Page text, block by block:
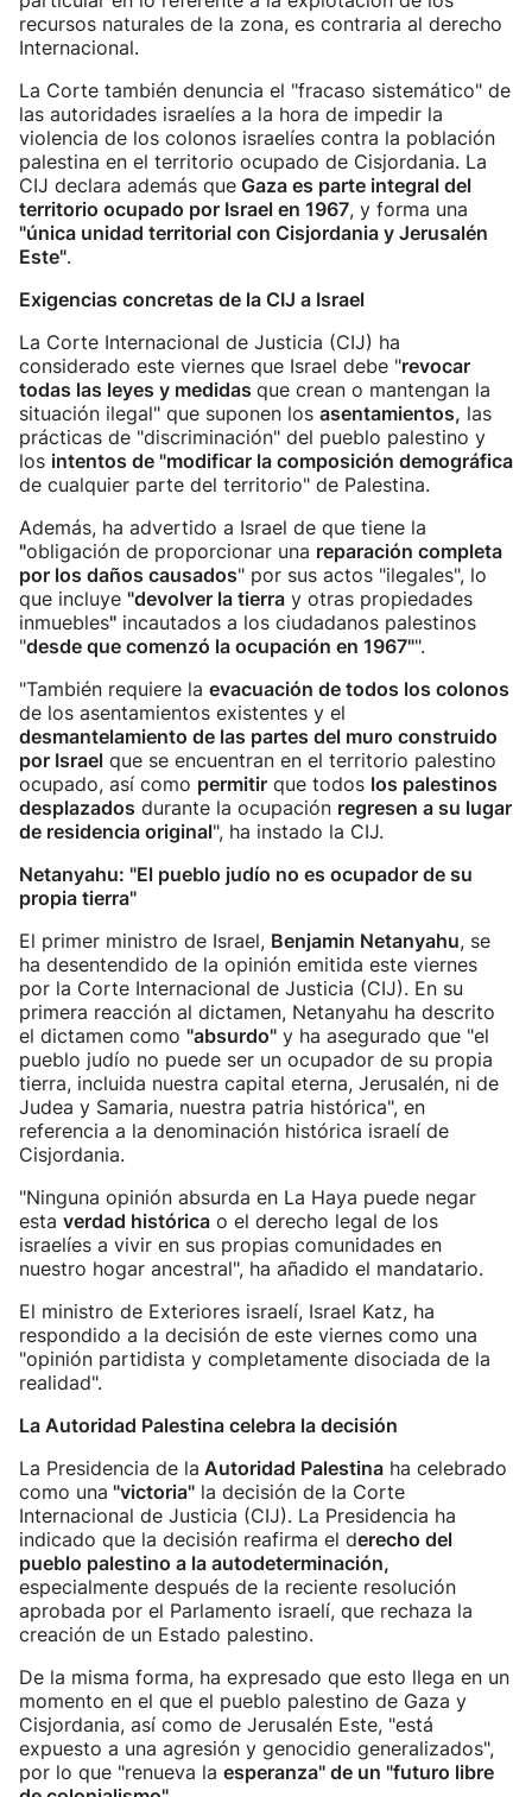
recursos naturales de la zona, es contraria al derecho
Internacional.
La Corte también denuncia el "fracaso sistemático" de
las autoridades israelíes a la hora de impedir la
violencia de los colonos israelíes contra la población
palestina en el territorio ocupado de Cisjordania. La
CIJ declara además que Gaza es parte integral del
territorio ocupado por Israel en 1967, y forma una
"única unidad territorial con Cisjordania y Jerusalén
Este".
Exigencias concretas de la CIJ a Israel
La Corte Internacional de Justicia (CIJ) ha
considerado este viernes que Israel debe "revocar
todas las leyes y medidas que crean o mantengan la
situación ilegal" que suponen los asentamientos, las
prácticas de "discriminación" del pueblo palestino y
los intentos de "modificar la composición demográfica
de cualquier parte del territorio" de Palestina.
Además, ha advertido a Israel de que tiene la
"obligación de proporcionar una reparación completa
por los daños causados" por sus actos "ilegales", lo
que incluye "devolver la tierra y otras propiedades
inmuebles" incautados a los ciudadanos palestinos
"desde que comenzó la ocupación en 1967"".
"También requiere la evacuación de todos los colonos
de los asentamientos existentes y el
desmantelamiento de las partes del muro construido
por Israel que se encuentran en el territorio palestino
ocupado, así como permitir que todos los palestinos
desplazados durante la ocupación regresen a su lugar
de residencia original", ha instado la CIJ.
Netanyahu: "El pueblo judío no es ocupador de su
propia tierra"
El primer ministro de Israel, Benjamin Netanyahu, se
ha desentendido de la opinión emitida este viernes
por la Corte Internacional de Justicia (CIJ). En su
primera reacción al dictamen, Netanyahu ha descrito
el dictamen como "absurdo" y ha asegurado que "el
pueblo judío no puede ser un ocupador de su propia
tierra, incluida nuestra capital eterna, Jerusalén, ni de
Judea y Samaria, nuestra patria histórica", en
referencia a la denominación histórica israelí de
Cisjordania.
"Ninguna opinión absurda en La Haya puede negar
esta verdad histórica o el derecho legal de los
israelíes a vivir en sus propias comunidades en
nuestro hogar ancestral", ha añadido el mandatario.
El ministro de Exteriores israelí, Israel Katz, ha
respondido a la decisión de este viernes como una
"opinión partidista y completamente disociada de la
realidad".
La Autoridad Palestina celebra la decisión
La Presidencia de la Autoridad Palestina ha celebrado
como una "victoria" la decisión de la Corte
Internacional de Justicia (CIJ). La Presidencia ha
indicado que la decisión reafirma el derecho del
pueblo palestino a la autodeterminación,
especialmente después de la reciente resolución
aprobada por el Parlamento israelí, que rechaza la
creación de un Estado palestino.
De la misma forma, ha expresado que esto llega en un
momento en el que el pueblo palestino de Gaza y
Cisjordania, así como de Jerusalén Este, "está
expuesto a una agresión y genocidio generalizados",
por lo que "renueva la esperanza" de un "futuro libre